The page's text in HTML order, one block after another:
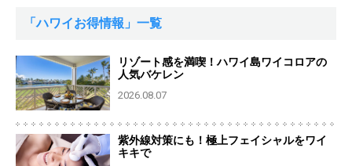
「ハワイお得情報」一覧
リゾート感を満喫！ハワイ島ワイコロアの
人気バケレン
2026.08.07
紫外線対策にも！極上フェイシャルをワイ
キキで